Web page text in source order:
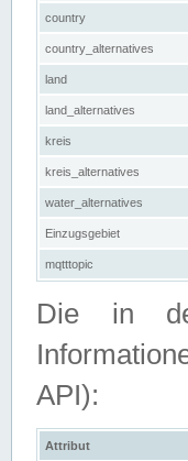
country
country_alternatives
land
land_alternatives
kreis
kreis_alternatives
water_alternatives
Einzugsgebiet
mqtttopic
Die in
API):
Attribut